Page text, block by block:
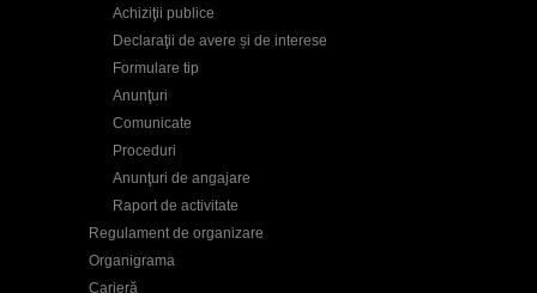
Achiziţii publice
Declaraţii de avere și de interese
Formulare tip
Anunţuri
Comunicate
Proceduri
Anunţuri de angajare
Raport de activitate
Regulament de organizare
Organigrama
Carieră